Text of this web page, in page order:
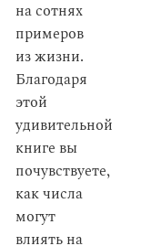
на сотнях
примеров
из жизни.
Благодаря
этой
удивительной
книге вы
почувствуете,
как числа
могут
влиять на